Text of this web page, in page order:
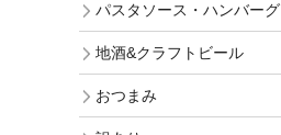
パスタソース・ハンバーグ
地酒&クラフトビール
おつまみ